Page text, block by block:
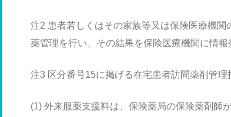
注2 患者若しくはその家族等又は保険医療機
薬管理を行い、その結果を保険医療機関に情
注3 区分番号15に掲げる在宅患者訪問薬剤管
(1) 外来服薬支援料は、保険薬局の保険薬剤師